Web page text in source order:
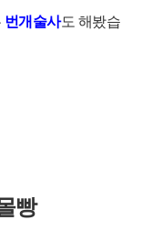
번개술사도 해봤습
빵